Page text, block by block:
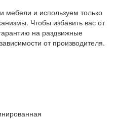
и используем только
Чтобы избавить вас от
на раздвижные
от производителя.